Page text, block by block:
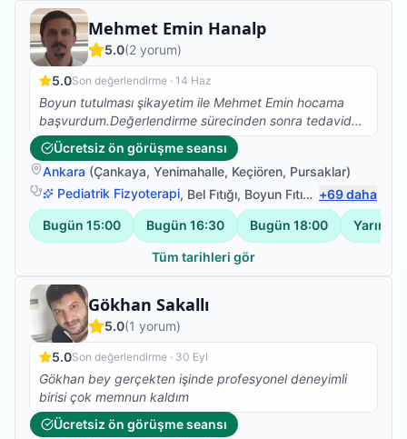
Mehmet Emin Hanalp
Fizyoterapist
5.0(2 yorum)
5.0Son değerlendirme · 14 Haz
Boyun tutulması şikayetim ile Mehmet Emin hocama
başvurdum.Değerlendirme sürecinden sonra tedavide
uyguladığı graston masaj,manuel terapi,bantlama ve
egzersiz uygulamaları ile çok rahatladım.Kendisine çok
teşekkür ediyorum,güvenle gidebilirsiniz.
Ücretsiz ön görüşme seansı
Ankara (Çankaya, Yenimahalle, Keçiören, Pursaklar)
Pediatrik Fizyoterapi, Bel Fıtığı, Boyun Fıtığı ,Omuz Bağ
+69daha
Bugün 15:00 Bugün 16:30 Bugün 18:00 Yarın
Tüm tarihleri gör
Gökhan Sakallı
Fizyoterapist
5.0(1 yorum)
5.0Son değerlendirme · 30 Eyl
Gökhan bey gerçekten işinde profesyonel deneyimli
birisi çok memnun kaldım
Ücretsiz ön görüşme seansı